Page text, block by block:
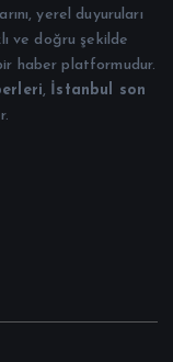
yerel duyuruları
ve doğru şekilde
haber platformudur.
, İstanbul son